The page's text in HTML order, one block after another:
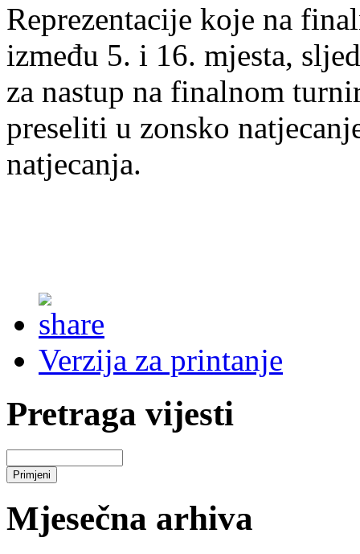
Reprezentacije koje na
između 5. i 16. mjesta,
za nastup na finalnom
preseliti u zonsko
natjecanja.
Verzija za printanje
Pretraga vijesti
Mjesečna arhiva